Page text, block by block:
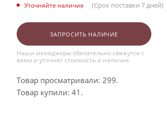
Уточняйте наличие (Срок поставки 7 дней)
ЗАПРОСИТЬ НАЛИЧИЕ
Наши менеджеры обязательно свяжутся с
вами и уточнят стоимость и наличие
Товар просматривали: 299.
Товар купили: 41.